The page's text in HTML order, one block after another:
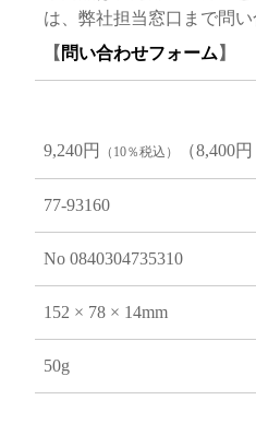
は、弊社担当窓口まで問い
【 問い合わせフォーム 】
9,240円 （10％税込） （8,400円
77-93160
No 0840304735310
152 × 78 × 14mm
50g